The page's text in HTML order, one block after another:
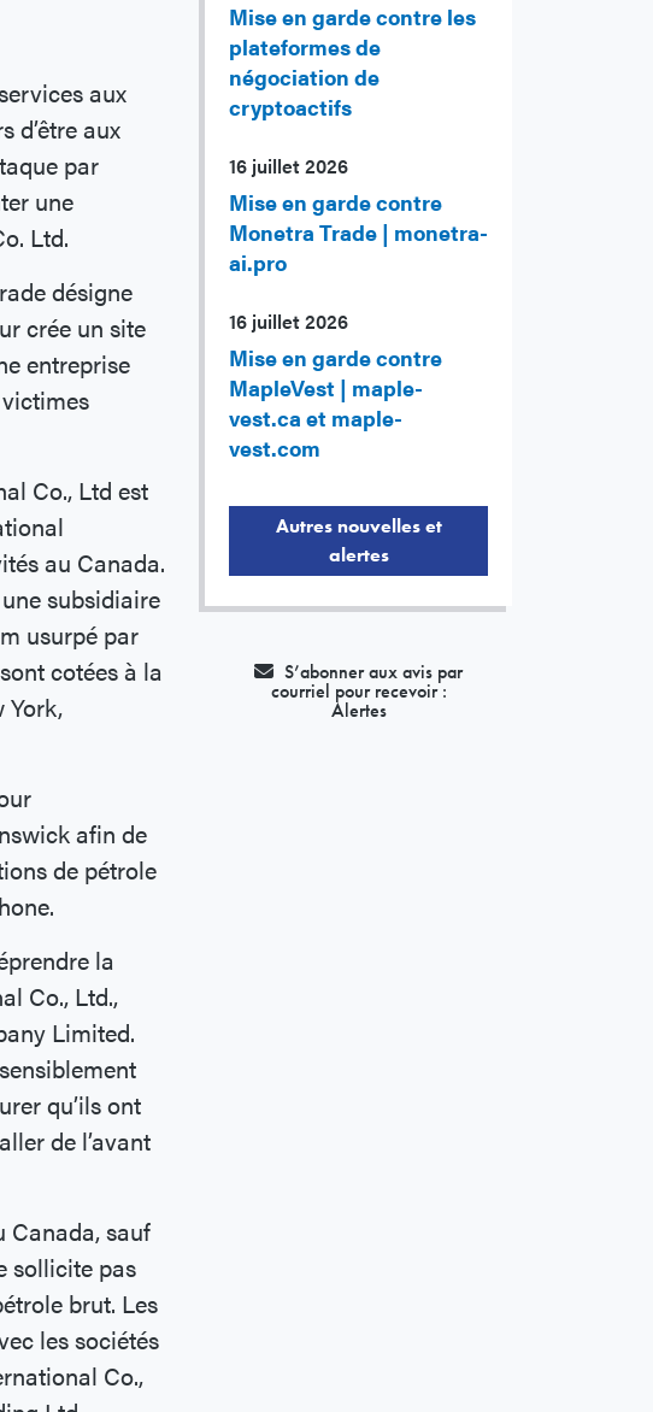
aux
d’être aux
par
une
Ltd.
désigne
crée un site
entreprise
Co., Ltd est
au Canada.
subsidiaire
usurpé par
cotées à la
York,
afin de
de pétrole
la
Co., Ltd.,
Limited.
qu’ils ont
de l’avant
Canada, sauf
sollicite pas
brut. Les
les sociétés
Co.,
Mise en garde contre les
plateformes de
négociation de
cryptoactifs
16 juillet 2026
Mise en garde contre
Monetra Trade | monetra-
ai.pro
16 juillet 2026
Mise en garde contre
MapleVest | maple-
vest.ca et maple-
vest.com
Autres nouvelles et
alertes
S’abonner aux avis par
courriel pour recevoir :
Alertes